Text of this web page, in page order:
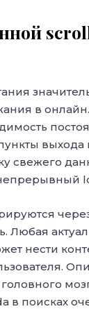
в
выхода
свежего
Любая
нести
в поисках